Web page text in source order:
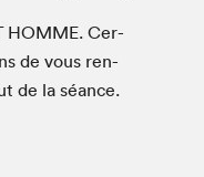
Metropolis
HOMME. Cer­
de vous ren­
de la séance.